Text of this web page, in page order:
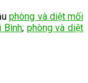
phòng và diệt mối
Bình; phòng và diệt